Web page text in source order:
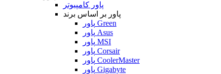
پاور کامپیوتر
پاور بر اساس برند
پاور Green
پاور Asus
پاور MSI
پاور Corsair
پاور CoolerMaster
پاور Gigabyte